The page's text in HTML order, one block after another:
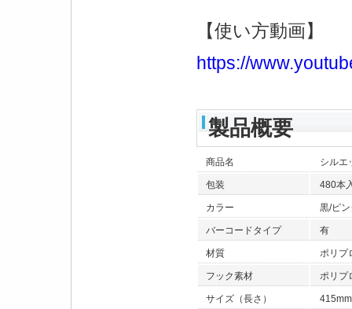
【使い方動画】
https://
製品概要
商品名 シルエ
包装 480本
カラー 黒/ピ
バーコードタイプ 有
材質 ポリプ
フック素材 ポリプ
サイズ（長さ） 415mm